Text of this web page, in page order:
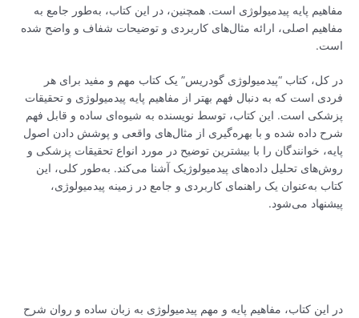
مفاهیم پایه پیدمیولوژی است. همچنین، در این کتاب، به‌طور جامع به
مفاهیم اصلی، ارائه مثال‌های کاربردی و توضیحات شفاف و واضح شده
است.
در کل، کتاب “پیدمیولوژی گودریس” یک کتاب مهم و مفید برای هر
فردی است که به دنبال فهم بهتر از مفاهیم پایه پیدمیولوژی و تحقیقات
پزشکی است. این کتاب، توسط نویسنده به شیوه‌ای ساده و قابل فهم
شرح داده شده و با بهره‌گیری از مثال‌های واقعی و پوشش دادن اصول
پایه، خوانندگان را با بیشترین توضیح در مورد انواع تحقیقات پزشکی و
روش‌های تحلیل داده‌های پیدمیولوژیک آشنا می‌کند. به‌طور کلی، این
کتاب به‌عنوان یک راهنمای کاربردی و جامع در زمینه پیدمیولوژی،
پیشنهاد می‌شود.
در این کتاب، مفاهیم پایه و مهم پیدمیولوژی به زبان ساده و روان شرح